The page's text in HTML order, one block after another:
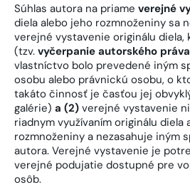
Súhlas autora na priame verejné
diela alebo jeho rozmnoženiny sa
verejné vystavenie originálu diela,
(tzv. vyčerpanie autorského práva
vlastníctvo bolo prevedené iným
osobu alebo právnickú osobu, o
takáto činnosť je časťou jej
galérie) a (2) verejné vystavenie
riadnym využívaním originálu diela
rozmnoženiny a nezasahuje iným
autora. Verejné vystavenie je
verejné podujatie dostupné pre
osôb.